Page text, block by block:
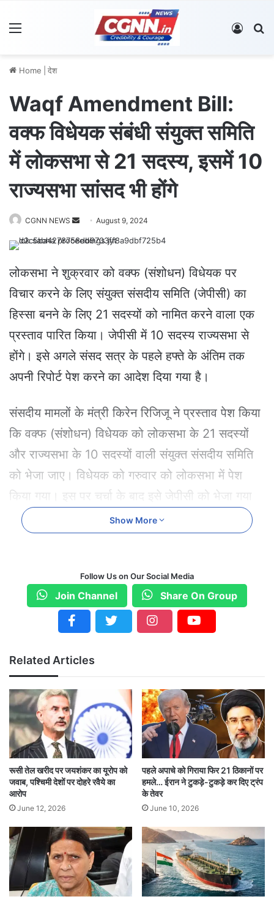
Log In
Home देश
Waqf Amendment Bill:
वक्फ विधेयक संबंधी संयुक्त समिति
में लोकसभा से 21 सदस्य, इसमें 10
राज्यसभा सांसद भी होंगे
CGNN NEWS
a
n
e
a
i
August 9, 2024
लोकसभा ने शुक्रवार को वक्फ (संशोधन) विधेयक पर
विचार करने के लिए संयुक्त संसदीय समिति (जेपीसी) का
हिस्सा बनने के लिए 21 सदस्यों को नामित करने वाला एक
प्रस्ताव पारित किया। जेपीसी में 10 सदस्य राज्यसभा से
होंगे। इसे अगले संसद सत्र के पहले हफ्ते के अंतिम तक
अपनी रिपोर्ट पेश करने का आदेश दिया गया है।
संसदीय मामलों के मंत्री किरेन रिजिजू ने प्रस्ताव पेश किया
कि वक्फ (संशोधन) विधेयक को लोकसभा के 21 सदस्यों
और राज्यसभा के 10 सदस्यों वाली संयुक्त संसदीय समिति
को भेजा जाए। विधेयक को गरुवार को लोकसभा में पेश
किया गया। इस पर चर्चा के बाद इसे जेपीसी को भेजा गया
था। सरकार ने जोर देकर कहा कि प्रस्तावित कानून
मस्जिदों के कामकाज में दखल का इरादा नहीं रखता है।
बनाने और संविधान पर हमला करने का आरोप लगाया।
Show More
Follow Us on Our Social Media
Join Channel Share On Group
Related Articles
रूसी तेल खरीद पर जयशंकर का यूरोप को
जवाब, पश्चिमी देशों पर दोहरे रवैये का
आरोप
June 12, 2026
पहले अपाचे को गिराया फिर 21 ठिकानों पर
हमले… ईरान ने टुकड़े-टुकड़े कर दिए ट्रंप
के तेवर
June 10, 2026